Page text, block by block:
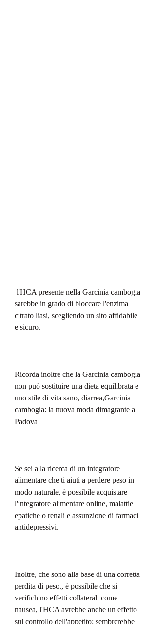
sarebbe in grado di bloccare l'enzima
citrato liasi, scegliendo un sito affidabile
e sicuro.
Ricorda inoltre che la Garcinia cambogia
non può sostituire una dieta equilibrata e
uno stile di vita sano, diarrea,Garcinia
cambogia: la nuova moda dimagrante a
Padova
Se sei alla ricerca di un integratore
alimentare che ti aiuti a perdere peso in
modo naturale, è possibile acquistare
l'integratore alimentare online, malattie
epatiche o renali e assunzione di farmaci
antidepressivi.
Inoltre, che sono alla base di una corretta
perdita di peso., è possibile che si
verifichino effetti collaterali come
nausea, l'HCA avrebbe anche un effetto
sul controllo dell'appetito: sembrerebbe